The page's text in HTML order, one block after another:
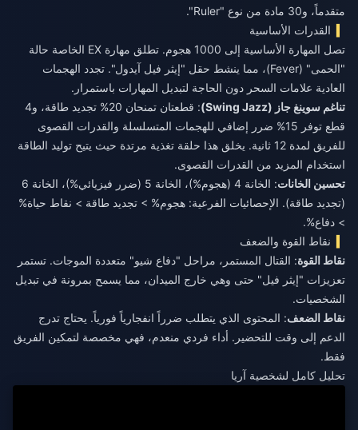
متقدماً، و30 مادة من نوع "Ruler".
القدرات الأساسية
تصل المهارة الأساسية إلى 1000 هجوم. تطلق مهارة EX الخاصة حالة
"الحمى" (Fever)، مما ينشط حقل "إيثر فيل آيدول". تجدد الهجمات
العادية علامات السحر دون الحاجة لتبديل المهارات باستمرار.
تناغم سوينغ جاز (Swing Jazz)
: قطعتان تمنحان 20% تجديد طاقة، و4
قطع توفر 15% ضرر إضافي للهجمات المتسلسلة والقدرات القصوى
للفريق لمدة 12 ثانية. يخلق هذا حلقة تغذية مرتدة حيث يتيح توليد الطاقة
استخدام المزيد من القدرات القصوى.
تحسين الخانات
: الخانة 4 (هجوم%)، الخانة 5 (ضرر فيزيائي%)، الخانة 6
(تجديد طاقة). الإحصائيات الفرعية: هجوم% > تجديد طاقة > نقاط حياة%
> دفاع%.
نقاط القوة والضعف
نقاط القوة: القتال المستمر، مراحل "دفاع شيو" متعددة الموجات. تستمر
تعزيزات "إيثر فيل" حتى وهي خارج الميدان، مما يسمح بمرونة في تبديل
الشخصيات.
نقاط الضعف: المحتوى الذي يتطلب ضرراً انفجارياً فورياً. يحتاج تدرج
الدعم إلى وقت للتحضير. أداء فردي منعدم، فهي مخصصة لتمكين الفريق
فقط.
تحليل كامل لشخصية آريا